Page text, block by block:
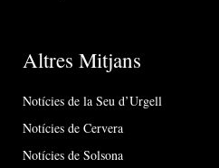
Altres Mitjans
Notícies de la Seu d’Urgell
Notícies de Cervera
Notícies de Solsona